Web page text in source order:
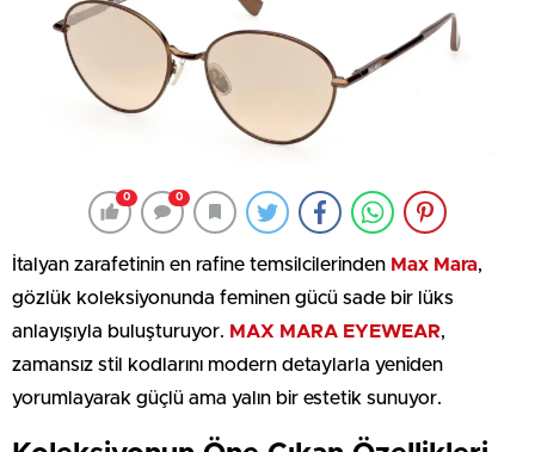
0 0
İtalyan zarafetinin en rafine temsilcilerinden Max Mara,
gözlük koleksiyonunda feminen gücü sade bir lüks
anlayışıyla buluşturuyor. MAX MARA EYEWEAR,
zamansız stil kodlarını modern detaylarla yeniden
yorumlayarak güçlü ama yalın bir estetik sunuyor.